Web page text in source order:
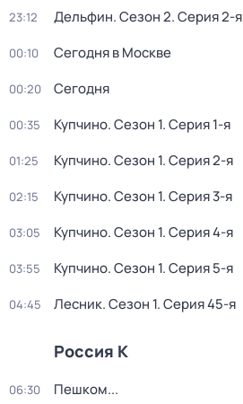
23:12 Дельфин. Сезон 2. Серия 2-я
00:10 Сегодня в Москве
00:20 Сегодня
00:35 Купчино. Сезон 1. Серия 1-я
01:25 Купчино. Сезон 1. Серия 2-я
02:15 Купчино. Сезон 1. Серия 3-я
03:05 Купчино. Сезон 1. Серия 4-я
03:55 Купчино. Сезон 1. Серия 5-я
04:45 Лесник. Сезон 1. Серия 45-я
Россия К
06:30 Пешком...